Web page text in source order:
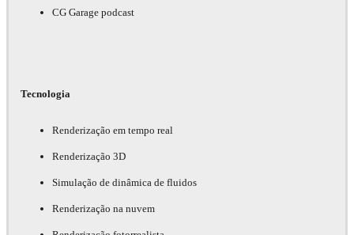
CG Garage podcast
Tecnologia
Renderização em tempo real
Renderização 3D
Simulação de dinâmica de fluidos
Renderização na nuvem